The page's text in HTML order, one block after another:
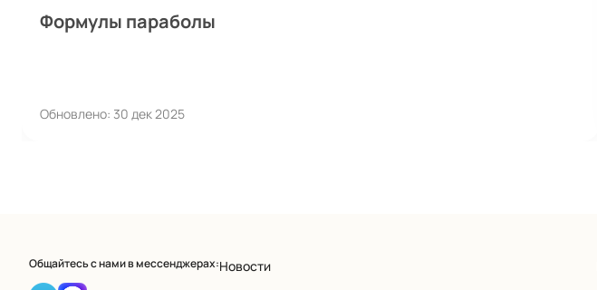
Формулы параболы
Обновлено: 30 дек 2025
Общайтесь с нами в мессенджерах:Новости